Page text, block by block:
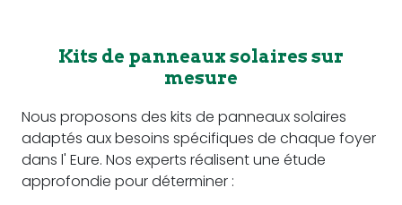
Kits de panneaux solaires sur
mesure
Nous proposons des kits de panneaux solaires
adaptés aux besoins spécifiques de chaque foyer
dans l' Eure. Nos experts réalisent une étude
approfondie pour déterminer :